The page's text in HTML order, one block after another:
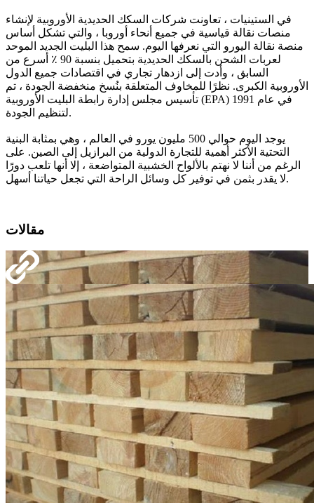
في الستينيات ، تعاونت شركات السكك الحديدية الأوروبية لإنشاء
منصات نقالة قياسية في جميع أنحاء أوروبا ، والتي تشكل أساس
منصة نقالة اليورو التي نعرفها اليوم. سمح هذا البليت الجديد الموحد
لعربات الشحن بالسكك الحديدية بتحميل بنسبة 90 ٪ أسرع من
السابق ، وأدت إلى ازدهار تجاري في اقتصادات جميع الدول
الأوروبية الكبرى. نظرًا للمخاوف المتعلقة بنُسخ منخفضة الجودة ، تم
تأسيس مجلس إدارة رابطة البليت الأوروبية (EPA) في عام 1991
لتنظيم الجودة.
يوجد اليوم حوالي 500 مليون يورو في العالم ، وهي بمثابة البنية
التحتية الأكثر أهمية للتجارة الدولية من البرازيل إلى الصين. على
الرغم من أننا لا نهتم بالألواح الخشبية المتواضعة ، إلا أنها تلعب دورًا
لا يقدر بثمن في توفير كل وسائل الراحة التي تجعل حياتنا أسهل.
مقالات